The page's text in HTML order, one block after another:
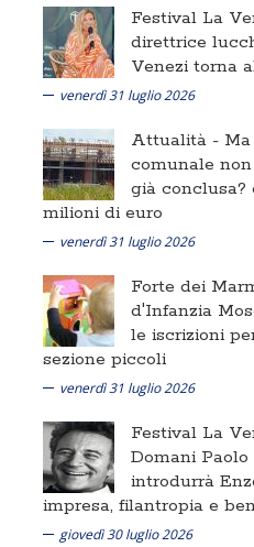
Festival La
direttrice
Venezi torna
venerdì 31 luglio 2026
Attualità -
comunale
già conclusa?
milioni di euro
venerdì 31 luglio 2026
Forte dei
d'Infanzia
le iscrizioni
sezione piccoli
venerdì 31 luglio 2026
Festival La
Domani
introdurrà
impresa, filantropia e
giovedì 30 luglio 2026